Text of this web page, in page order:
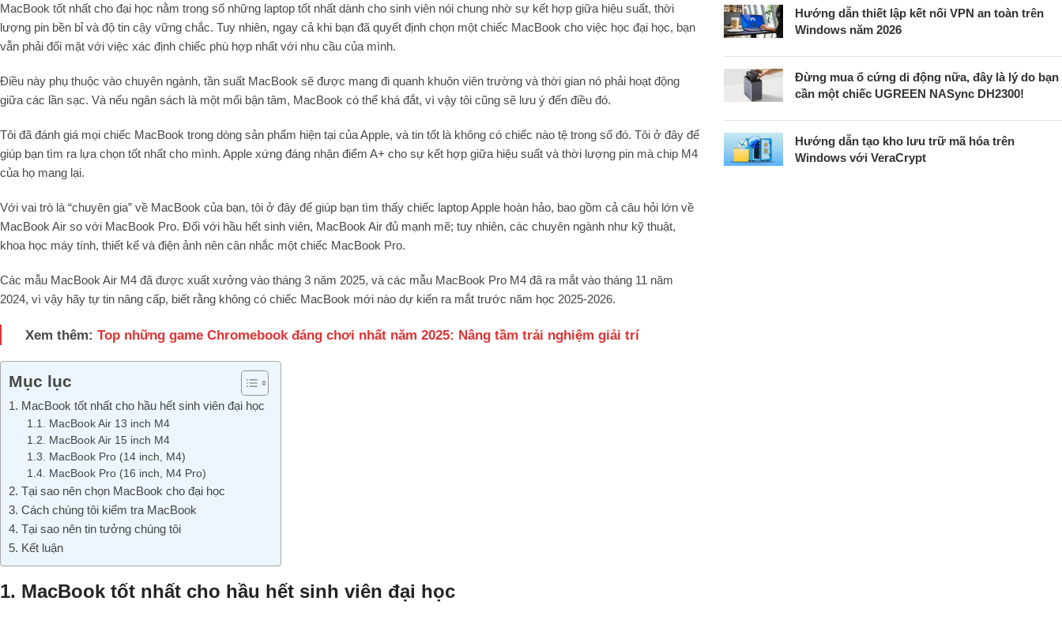
MacBook tốt nhất cho đại học nằm trong số những laptop tốt nhất dành cho sinh viên nói chung nhờ sự kết hợp giữa hiệu suất, thời
lượng pin bền bỉ và độ tin cậy vững chắc. Tuy nhiên, ngay cả khi bạn đã quyết định chọn một chiếc MacBook cho việc học đại học, bạn
vẫn phải đối mặt với việc xác định chiếc phù hợp nhất với nhu cầu của mình.
Điều này phụ thuộc vào chuyên ngành, tần suất MacBook sẽ được mang đi quanh khuôn viên trường và thời gian nó phải hoạt động
giữa các lần sạc. Và nếu ngân sách là một mối bận tâm, MacBook có thể khá đắt, vì vậy tôi cũng sẽ lưu ý đến điều đó.
Tôi đã đánh giá mọi chiếc MacBook trong dòng sản phẩm hiện tại của Apple, và tin tốt là không có chiếc nào tệ trong số đó. Tôi ở đây để
giúp bạn tìm ra lựa chọn tốt nhất cho mình. Apple xứng đáng nhận điểm A+ cho sự kết hợp giữa hiệu suất và thời lượng pin mà chip M4
của họ mang lại.
Với vai trò là “chuyên gia” về MacBook của bạn, tôi ở đây để giúp bạn tìm thấy chiếc laptop Apple hoàn hảo, bao gồm cả câu hỏi lớn về
MacBook Air so với MacBook Pro. Đối với hầu hết sinh viên, MacBook Air đủ mạnh mẽ; tuy nhiên, các chuyên ngành như kỹ thuật,
khoa học máy tính, thiết kế và điện ảnh nên cân nhắc một chiếc MacBook Pro.
Các mẫu MacBook Air M4 đã được xuất xưởng vào tháng 3 năm 2025, và các mẫu MacBook Pro M4 đã ra mắt vào tháng 11 năm
2024, vì vậy hãy tự tin nâng cấp, biết rằng không có chiếc MacBook mới nào dự kiến ra mắt trước năm học 2025-2026.
Xem thêm: Top những game Chromebook đáng chơi nhất năm 2025: Nâng tầm trải nghiệm giải trí
Mục lục
1. MacBook tốt nhất cho hầu hết sinh viên đại học
1.1. MacBook Air 13 inch M4
1.2. MacBook Air 15 inch M4
1.3. MacBook Pro (14 inch, M4)
1.4. MacBook Pro (16 inch, M4 Pro)
2. Tại sao nên chọn MacBook cho đại học
3. Cách chúng tôi kiểm tra MacBook
4. Tại sao nên tin tưởng chúng tôi
5. Kết luận
1. MacBook tốt nhất cho hầu hết sinh viên đại học
Hướng dẫn thiết lập kết nối VPN an toàn trên
Windows năm 2026
Đừng mua ổ cứng di động nữa, đây là lý do bạn
cần một chiếc UGREEN NASync DH2300!
Hướng dẫn tạo kho lưu trữ mã hóa trên
Windows với VeraCrypt